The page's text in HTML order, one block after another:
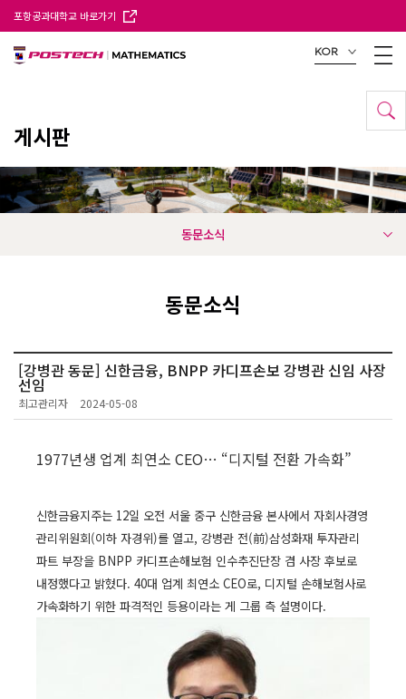
포항공과대학교 바로가기
KOR
게시판
동문소식
동문소식
[강병관 동문] 신한금융, BNPP 카디프손보 강병관 신임 사장
선임
최고관리자 2024-05-08
1977년생 업계 최연소 CEO… “디지털 전환 가속화”
신한금융지주는 12일 오전 서울 중구 신한금융 본사에서 자회사경영
관리위원회(이하 자경위)를 열고, 강병관 전(前)삼성화재 투자관리
파트 부장을 BNPP 카디프손해보험 인수추진단장 겸 사장 후보로
내정했다고 밝혔다. 40대 업계 최연소 CEO로, 디지털 손해보험사로
가속화하기 위한 파격적인 등용이라는 게 그룹 측 설명이다.